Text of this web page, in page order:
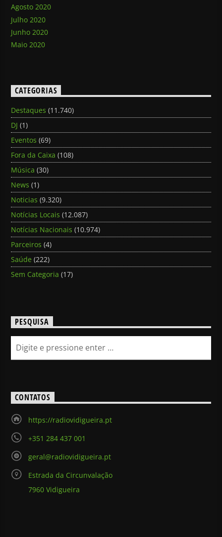
Agosto 2020
Julho 2020
Junho 2020
Maio 2020
CATEGORIAS
Destaques (11.740)
DJ (1)
Eventos (69)
Fora da Caixa (108)
Música (30)
News (1)
Noticias (9.320)
Notícias Locais (12.087)
Notícias Nacionais (10.974)
Parceiros (4)
Saúde (222)
Sem Categoria (17)
PESQUISA
CONTATOS
https://radiovidigueira.pt
+351 284 437 001
geral@radiovidigueira.pt
Estrada da Circunvalação
7960 Vidigueira